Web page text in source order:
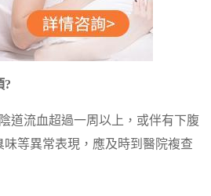
?
道流血超過一周以上，或伴有下腹
等異常表現，應及時到醫院複查